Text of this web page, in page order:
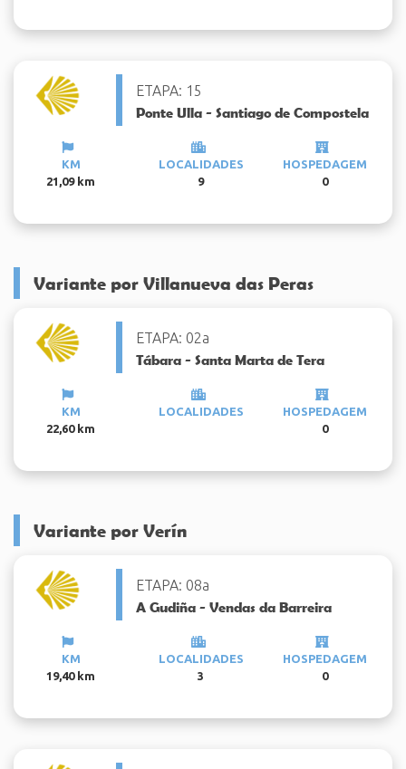
ETAPA: 15
Ponte Ulla - Santiago de Compostela
KM
21,09 km
LOCALIDADES
9
HOSPEDAGEM
0
Variante por Villanueva das Peras
ETAPA: 02a
Tábara - Santa Marta de Tera
KM
22,60 km
LOCALIDADES
HOSPEDAGEM
0
Variante por Verín
ETAPA: 08a
A Gudiña - Vendas da Barreira
KM
19,40 km
LOCALIDADES
3
HOSPEDAGEM
0